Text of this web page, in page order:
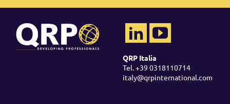
QRP Italia
Tel. +39 0318110714
italy@qrpinternational.com